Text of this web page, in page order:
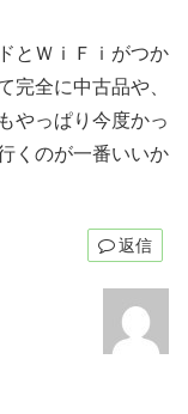
とＷｉＦｉがつか
完全に中古品や、
やっぱり今度かっ
くのが一番いいか
返信